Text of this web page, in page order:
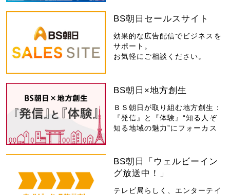
BS朝日セールスサイト
効果的な広告配信でビジネスを
サポート。
お気軽にご相談ください。
BS朝日×地方創生
ＢＳ朝日が取り組む地方創生：
『発信』と『体験』“知る人ぞ
知る地域の魅力”にフォーカス
BS朝日「ウェルビーイン
グ放送中！」
テレビ局らしく、エンターテイ